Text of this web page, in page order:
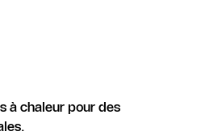
à chaleur pour des